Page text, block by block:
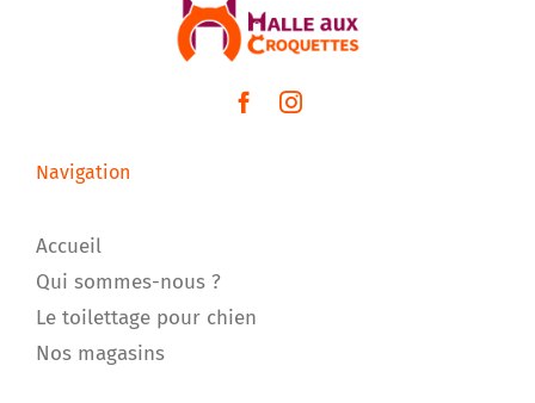
Navigation
Accueil
Qui sommes-nous ?
Le toilettage pour chien
Nos magasins